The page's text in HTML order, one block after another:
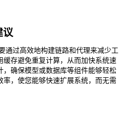
议
通过高效地构建链路和代理来减少工
缓存避免重复计算，从而加快系统速
，确保模型或数据库等组件能够轻松
率，使您能够快速扩展系统，而无需